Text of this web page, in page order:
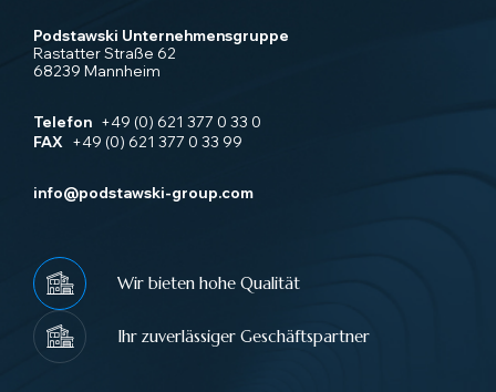
Podstawski Unternehmensgruppe
Rastatter Straße 62
68239 Mannheim
Telefon +49 (0) 621 377 0 33 0
FAX
+49 (0) 621 377 0 33 99
info@podstawski-group.com
Wir bieten hohe Qualität
Ihr zuverlässiger Geschäftspartner